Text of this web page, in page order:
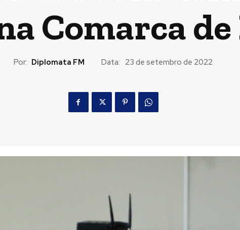
Comarca
Por: Diplomata FM Data: 23 de setembro de 2022